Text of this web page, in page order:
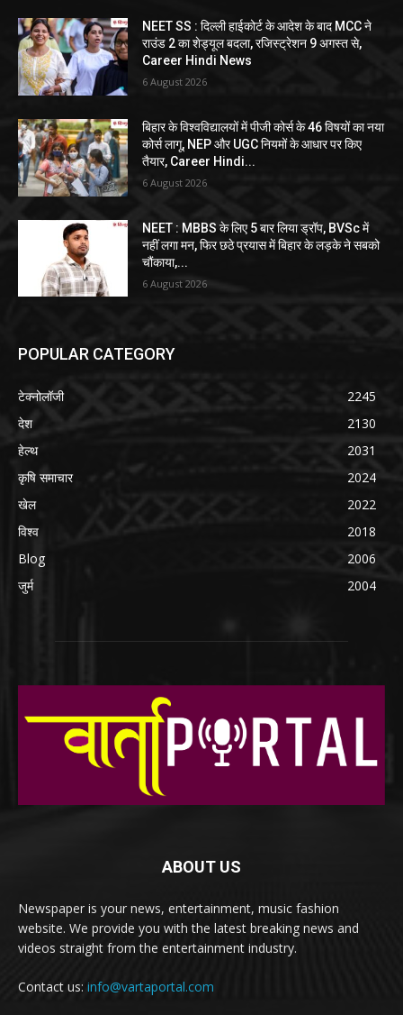
NEET SS : दिल्ली हाईकोर्ट के आदेश के बाद MCC ने
राउंड 2 का शेड्यूल बदला, रजिस्ट्रेशन 9 अगस्त से,
Career Hindi News
6 August 2026
बिहार के विश्वविद्यालयों में पीजी कोर्स के 46 विषयों का नया
कोर्स लागू, NEP और UGC नियमों के आधार पर किए
तैयार, Career Hindi...
6 August 2026
NEET : MBBS के लिए 5 बार लिया ड्रॉप, BVSc में
नहीं लगा मन, फिर छठे प्रयास में बिहार के लड़के ने सबको
चौंकाया,...
6 August 2026
POPULAR CATEGORY
टेक्नोलॉजी
2245
देश
2130
हेल्थ
2031
कृषि समाचार
2024
खेल
2022
विश्व
2018
Blog
2006
जुर्म
2004
ABOUT US
Newspaper is your news, entertainment, music fashion
website. We provide you with the latest breaking news and
videos straight from the entertainment industry.
Contact us: info@vartaportal.com